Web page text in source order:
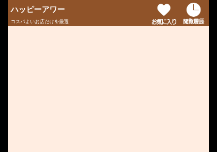
ハッピーアワー
コスパよいお店だけを厳選